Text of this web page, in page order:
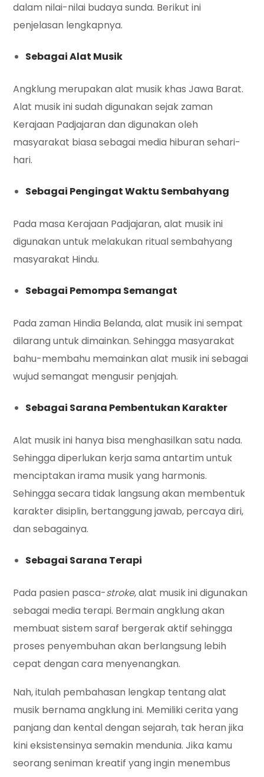
dalam nilai-nilai budaya sunda. Berikut ini
penjelasan lengkapnya.
Sebagai Alat Musik
Angklung merupakan alat musik khas Jawa Barat.
Alat musik ini sudah digunakan sejak zaman
Kerajaan Padjajaran dan digunakan oleh
masyarakat biasa sebagai media hiburan sehari-
hari.
Sebagai Pengingat Waktu Sembahyang
Pada masa Kerajaan Padjajaran, alat musik ini
digunakan untuk melakukan ritual sembahyang
masyarakat Hindu.
Sebagai Pemompa Semangat
Pada zaman Hindia Belanda, alat musik ini sempat
dilarang untuk dimainkan. Sehingga masyarakat
bahu-membahu memainkan alat musik ini sebagai
wujud semangat mengusir penjajah.
Sebagai Sarana Pembentukan Karakter
Alat musik ini hanya bisa menghasilkan satu nada.
Sehingga diperlukan kerja sama antartim untuk
menciptakan irama musik yang harmonis.
Sehingga secara tidak langsung akan membentuk
karakter disiplin, bertanggung jawab, percaya diri,
dan sebagainya.
Sebagai Sarana Terapi
Pada pasien pasca-stroke, alat musik ini digunakan
sebagai media terapi. Bermain angklung akan
membuat sistem saraf bergerak aktif sehingga
proses penyembuhan akan berlangsung lebih
cepat dengan cara menyenangkan.
Nah, itulah pembahasan lengkap tentang alat
musik bernama angklung ini. Memiliki cerita yang
panjang dan kental dengan sejarah, tak heran jika
kini eksistensinya semakin mendunia. Jika kamu
seorang seniman kreatif yang ingin menembus